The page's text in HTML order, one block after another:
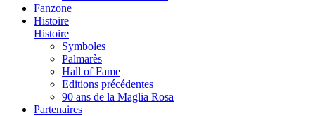
Fanzone
Histoire
Histoire
Symboles
Palmarès
Hall of Fame
Editions précédentes
90 ans de la Maglia Rosa
Partenaires